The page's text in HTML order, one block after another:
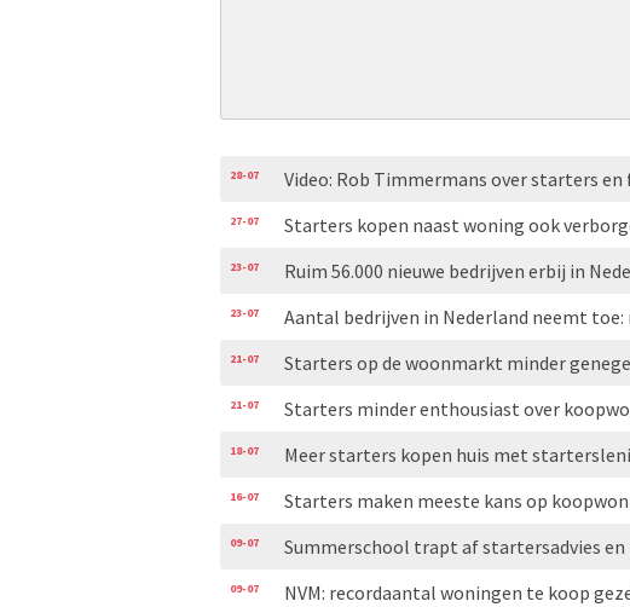
28-07 Video: Rob Timmermans over starters
27-07 Starters kopen naast woning ook
23-07 Ruim 56.000 nieuwe bedrijven erbij in
23-07 Aantal bedrijven in Nederland neemt
21-07 Starters op de woonmarkt minder
21-07 Starters minder enthousiast over
18-07 Meer starters kopen huis met
16-07 Starters maken meeste kans op
09-07 Summerschool trapt af startersadvies
09-07 NVM: recordaantal woningen te koop